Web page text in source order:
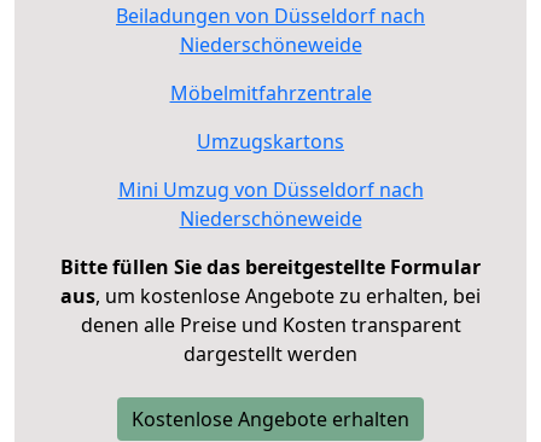
Beiladungen von Düsseldorf nach
Niederschöneweide
Möbelmitfahrzentrale
Umzugskartons
Mini Umzug von Düsseldorf nach
Niederschöneweide
Bitte füllen Sie das bereitgestellte Formular
aus, um kostenlose Angebote zu erhalten, bei
denen alle Preise und Kosten transparent
dargestellt werden
Kostenlose Angebote erhalten